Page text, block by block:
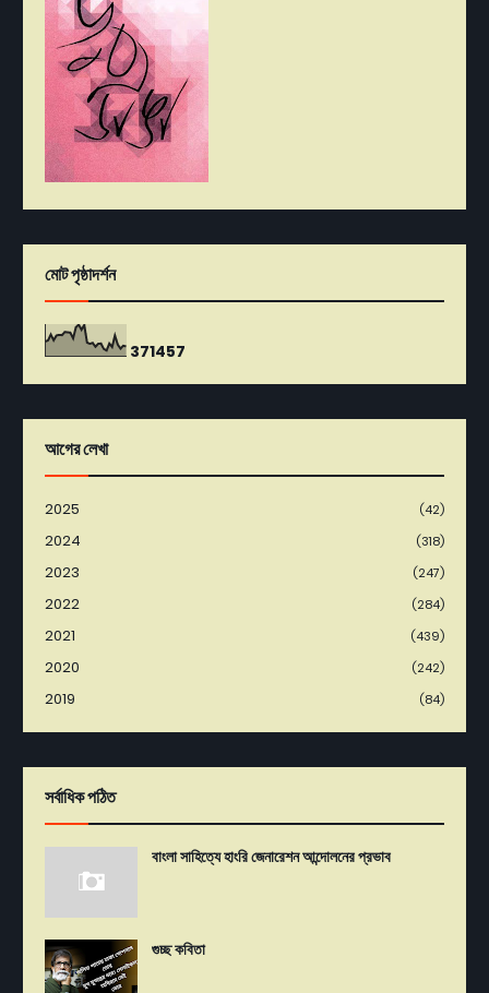
মোট পৃষ্ঠাদর্শন
371457
আগের লেখা
2025 (42)
2024 (318)
2023 (247)
2022 (284)
2021 (439)
2020 (242)
2019 (84)
সর্বাধিক পঠিত
বাংলা সাহিত্যে হাংরি জেনারেশন আন্দোলনের প্রভাব
গুচ্ছ কবিতা